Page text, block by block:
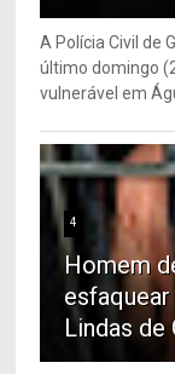
A Polícia Civil de
último domingo
vulnerável em
4
Homem
Lindas de